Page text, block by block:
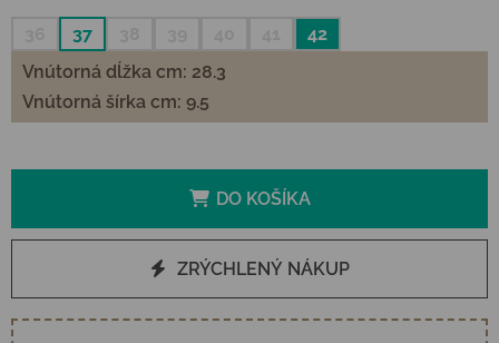
37
42
Vnútorná dĺžka cm: 28.3
Vnútorná šírka cm: 9.5
DO KOŠÍKA
ZRÝCHLENÝ NÁKUP